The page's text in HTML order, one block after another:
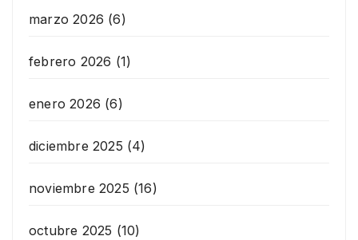
marzo 2026 (6)
febrero 2026 (1)
enero 2026 (6)
diciembre 2025 (4)
noviembre 2025 (16)
octubre 2025 (10)